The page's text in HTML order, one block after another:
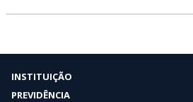
INSTITUIÇÃO
PREVIDÊNCIA